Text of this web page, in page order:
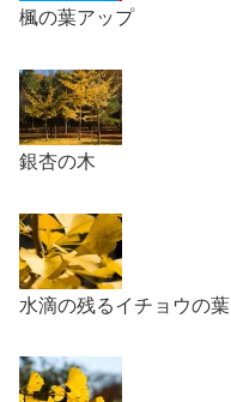
楓の葉アップ
銀杏の木
水滴の残るイチョウの葉